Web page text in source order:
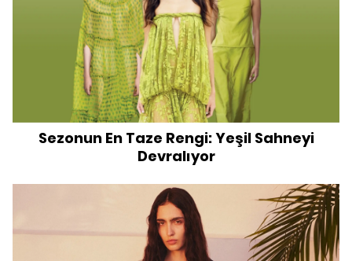
Sezonun En Taze Rengi: Yeşil Sahneyi
Devralıyor